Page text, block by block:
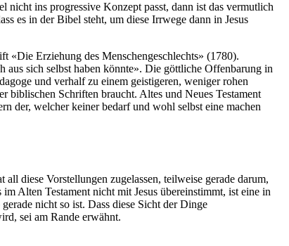
ins progressive Konzept passt, dann ist das vermutlich
es in der Bibel steht, um diese Irrwege dann in Jesus
«Die Erziehung des Menschengeschlechts» (1780).
aus sich selbst haben könnte». Die göttliche Offenbarung in
und verhalf zu einem geistigeren, weniger rohen
biblischen Schriften braucht. Altes und Neues Testament
der, welcher keiner bedarf und wohl selbst eine machen
diese Vorstellungen zugelassen, teilweise gerade darum,
Alten Testament nicht mit Jesus übereinstimmt, ist eine in
nicht so ist. Dass diese Sicht der Dinge
sei am Rande erwähnt.